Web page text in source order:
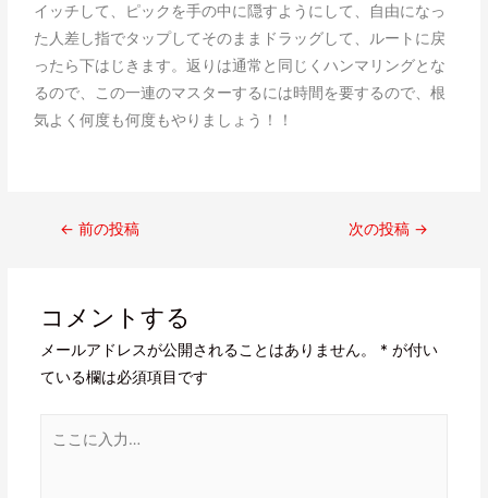
イッチして、ピックを手の中に隠すようにして、自由になっ
た人差し指でタップしてそのままドラッグして、ルートに戻
ったら下はじきます。返りは通常と同じくハンマリングとな
るので、この一連のマスターするには時間を要するので、根
気よく何度も何度もやりましょう！！
← 前の投稿 次の投稿 →
コメントする
メールアドレスが公開されることはありません。 * が付い
ている欄は必須項目です